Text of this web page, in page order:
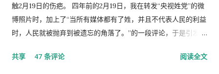
触2月19日的伤疤。 四年前的2月19日，我在转发“央视姓党”的微
博照片时，加上了“当所有媒体都有了姓，并且不代表人民的利益
时，人民就被抛弃到被遗忘的角落了。”的一段评论，于是引发了
分！因此，每年的2月19日我都坚决的放下手中的笔，以守护曾经
共享 47 条评论 阅读全文